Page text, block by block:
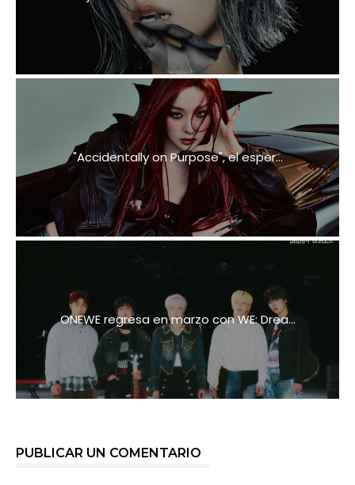
"Accidentally on Purpose", el esper...
ONEWE regresa en marzo con WE: Drea...
PUBLICAR UN COMENTARIO